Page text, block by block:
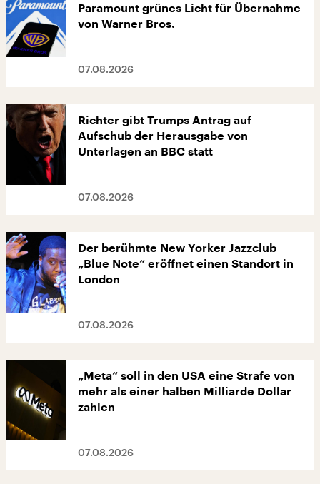
Paramount grünes Licht für Übernahme
von Warner Bros.
07.08.2026
Richter gibt Trumps Antrag auf
Aufschub der Herausgabe von
Unterlagen an BBC statt
07.08.2026
Der berühmte New Yorker Jazzclub
„Blue Note“ eröffnet einen Standort in
London
07.08.2026
„Meta“ soll in den USA eine Strafe von
mehr als einer halben Milliarde Dollar
zahlen
07.08.2026